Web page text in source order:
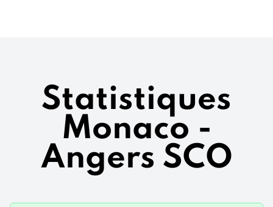
Statistiques
Monaco -
Angers SCO